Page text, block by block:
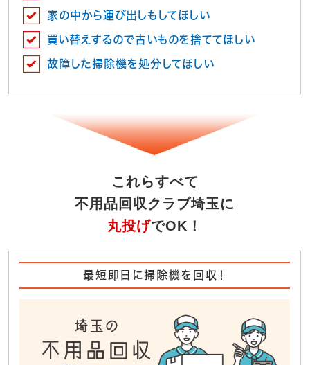
家の中から運び出しもしてほしい
買い替えするので古いものを捨ててほしい
故障した掃除機を処分してほしい
これらすべて
不用品回収クラブ埼玉に
丸投げでOK！
最短即日に掃除機を回収！